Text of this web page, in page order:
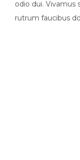
odio dui. Vivamus
rutrum faucibus